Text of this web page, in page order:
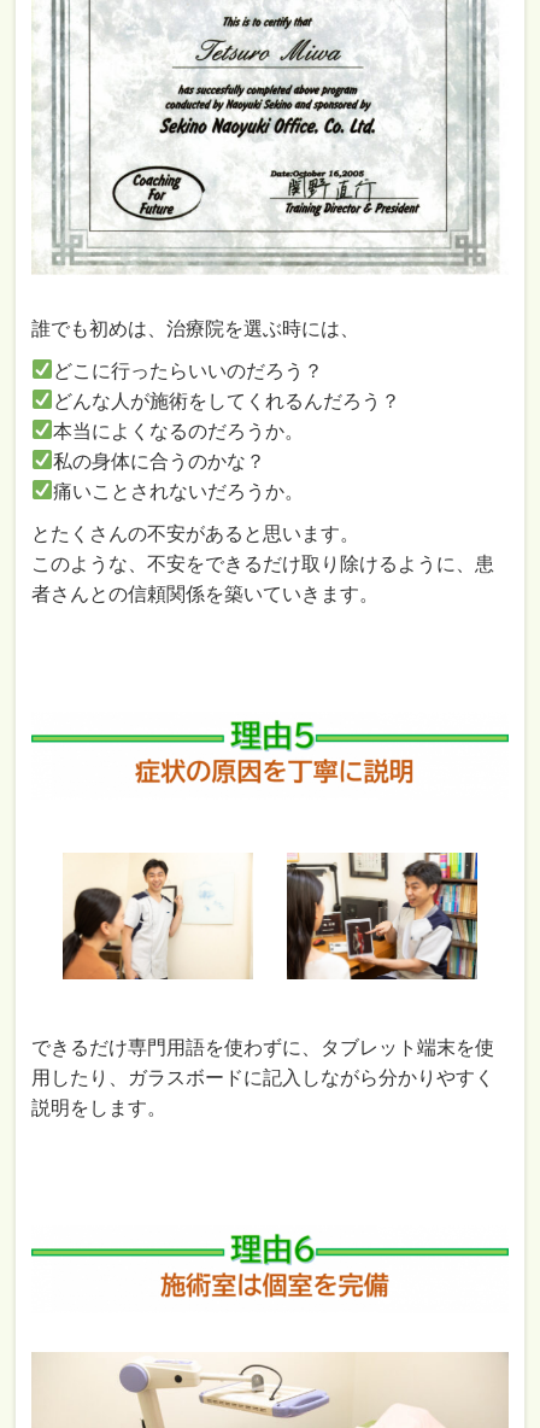
誰でも初めは、治療院を選ぶ時には、
どこに行ったらいいのだろう？
どんな人が施術をしてくれるんだろう？
本当によくなるのだろうか。
私の身体に合うのかな？
痛いことされないだろうか。
とたくさんの不安があると思います。
このような、不安をできるだけ取り除けるように、患
者さんとの信頼関係を築いていきます。
できるだけ専門用語を使わずに、タブレット端末を使
用したり、ガラスボードに記入しながら分かりやすく
説明をします。